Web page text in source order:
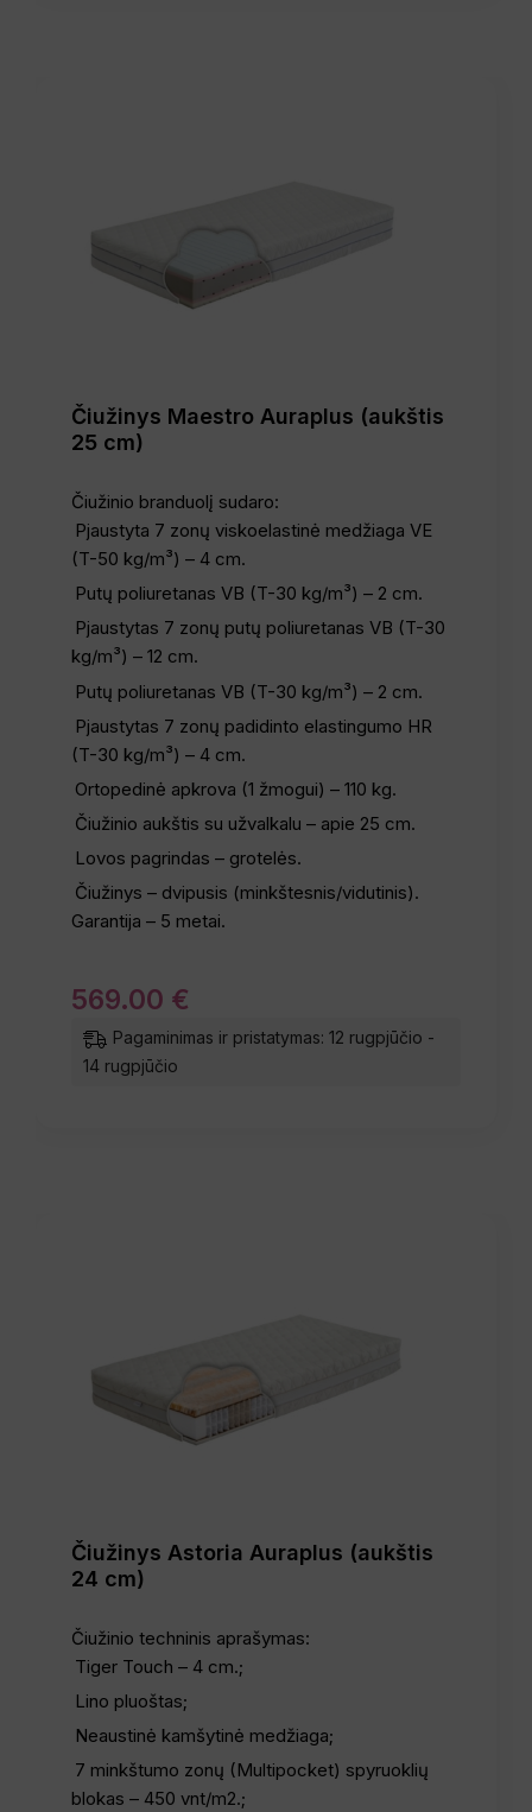
Čiužinys Maestro Auraplus (aukštis
25 cm)
Čiužinio branduolį sudaro:
Pjaustyta 7 zonų viskoelastinė medžiaga VE
(T-50 kg/m³) – 4 cm.
Putų poliuretanas VB (T-30 kg/m³) – 2 cm.
Pjaustytas 7 zonų putų poliuretanas VB (T-30
kg/m³) – 12 cm.
Putų poliuretanas VB (T-30 kg/m³) – 2 cm.
Pjaustytas 7 zonų padidinto elastingumo HR
(T-30 kg/m³) – 4 cm.
Ortopedinė apkrova (1 žmogui) – 110 kg.
Čiužinio aukštis su užvalkalu – apie 25 cm.
Lovos pagrindas – grotelės.
Čiužinys – dvipusis (minkštesnis/vidutinis).
Garantija – 5 metai.
569.00 €
Pagaminimas ir pristatymas: 12 rugpjūčio -
14 rugpjūčio
Čiužinys Astoria Auraplus (aukštis
24 cm)
Čiužinio techninis aprašymas:
Tiger Touch – 4 cm.;
Lino pluoštas;
Neaustinė kamšytinė medžiaga;
7 minkštumo zonų (Multipocket) spyruoklių
blokas – 450 vnt/m2.;